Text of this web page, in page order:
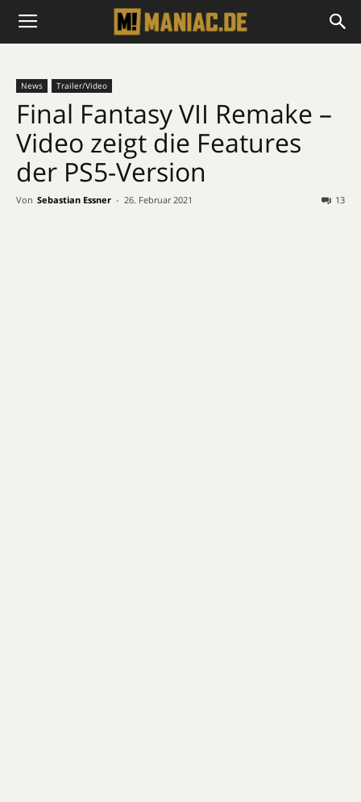
News Trailer/Video
Final Fantasy VII Remake –
Video zeigt die Features
der PS5-Version
Von Sebastian Essner - 26. Februar 2021 13